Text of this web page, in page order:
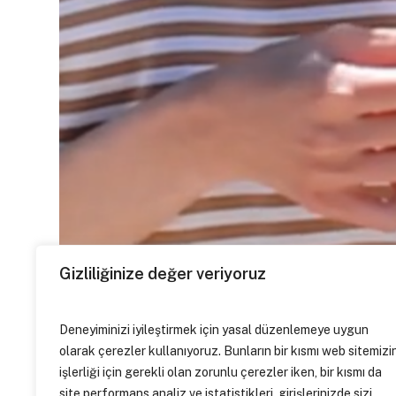
Gizliliğinize değer veriyoruz
Deneyiminizi iyileştirmek için yasal düzenlemeye uygun
olarak çerezler kullanıyoruz. Bunların bir kısmı web
işlerliği için gerekli olan zorunlu çerezler iken, bir kısmı da